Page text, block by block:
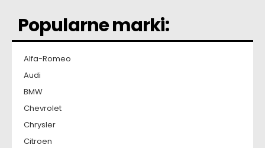
Popularne marki:
Alfa-Romeo
Audi
BMW
Chevrolet
Chrysler
Citroen